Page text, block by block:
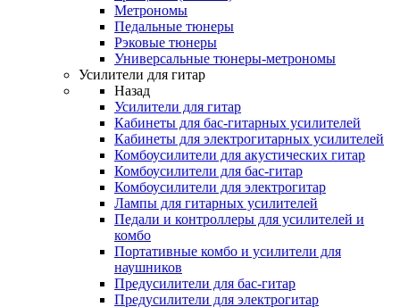
Метрономы
Педальные тюнеры
Рэковые тюнеры
Универсальные тюнеры-метрономы
Усилители для гитар
Назад
Усилители для гитар
Кабинеты для бас-гитарных усилителей
Кабинеты для электрогитарных усилителей
Комбоусилители для акустических гитар
Комбоусилители для бас-гитар
Комбоусилители для электрогитар
Лампы для гитарных усилителей
Педали и контроллеры для усилителей и
комбо
Портативные комбо и усилители для
наушников
Предусилители для бас-гитар
Предусилители для электрогитар